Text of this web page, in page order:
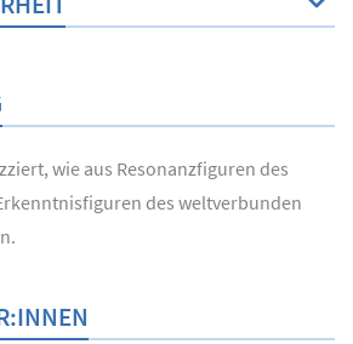
wie aus Resonanzfiguren des
des weltverbunden